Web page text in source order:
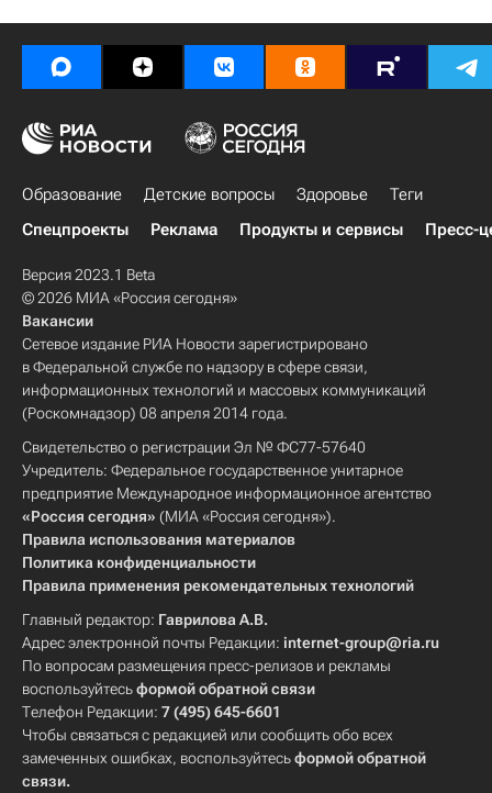
Образование Детские вопросы Здоровье
Теги
Спецпроекты
Реклама Продукты и сервисы Пресс-
Версия 2023.1 Beta
© 2026 МИА «Россия сегодня»
Вакансии
Сетевое издание РИА Новости зарегистрировано
в Федеральной службе по надзору в сфере связи,
информационных технологий и массовых коммуникаций
(Роскомнадзор) 08 апреля 2014 года.
Свидетельство о регистрации Эл № ФС77-57640
Учредитель: Федеральное государственное унитарное
предприятие Международное информационное агентство
«Россия сегодня» (МИА «Россия сегодня»).
Правила использования материалов
Политика конфиденциальности
Правила применения рекомендательных технологий
Главный редактор: Гаврилова А.В.
Адрес электронной почты Редакции: internet-group@ria.ru
По вопросам размещения пресс-релизов и рекламы
воспользуйтесьформой обратной связи
Телефон Редакции: 7 (495) 645-6601
Чтобы связаться с редакцией или сообщить обо всех
замеченных ошибках, воспользуйтесьформой обратной
связи.